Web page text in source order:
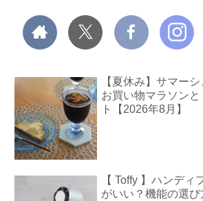
【夏休み】サマー
お買い物マラソン
ト【2026年8月】
【 Toffy 】ハンデ
がいい？機能の選